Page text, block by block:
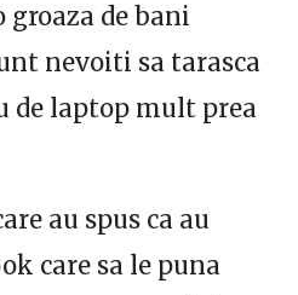
groaza de bani
nevoiti sa tarasca
de laptop mult prea
au spus ca au
care sa le puna